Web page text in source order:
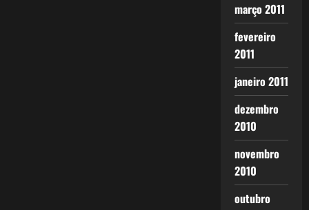
março 2011
fevereiro
2011
janeiro 2011
dezembro
2010
novembro
2010
outubro